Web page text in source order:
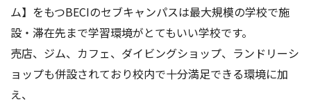
ム】をもつBECIのセブキャンパスは最大規模の学校で施
設・滞在先まで学習環境がとてもいい学校です。
売店、ジム、カフェ、ダイビングショップ、ランドリーシ
ョップも併設されており校内で十分満足できる環境に加
え、